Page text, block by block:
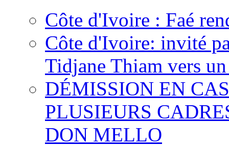
Côte d'Ivoire : Faé
Côte d'Ivoire: invité
Tidjane Thiam vers
DÉMISSION EN
PLUSIEURS
DON MELLO